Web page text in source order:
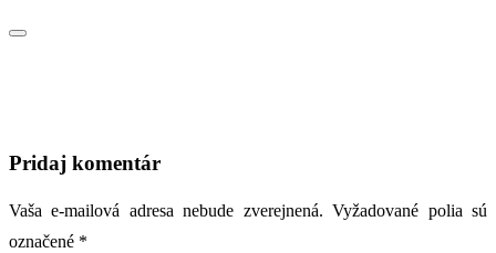
Pridaj komentár
Vaša e-mailová adresa nebude zverejnená. Vyžadované polia sú
označené *